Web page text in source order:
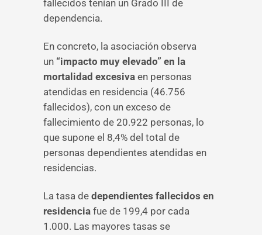
fallecidos tenían un Grado III de
dependencia.
En concreto, la asociación observa
un “impacto muy elevado” en la
mortalidad excesiva en personas
atendidas en residencia (46.756
fallecidos), con un exceso de
fallecimiento de 20.922 personas, lo
que supone el 8,4% del total de
personas dependientes atendidas en
residencias.
La tasa de dependientes fallecidos en
residencia fue de 199,4 por cada
1.000. Las mayores tasas se